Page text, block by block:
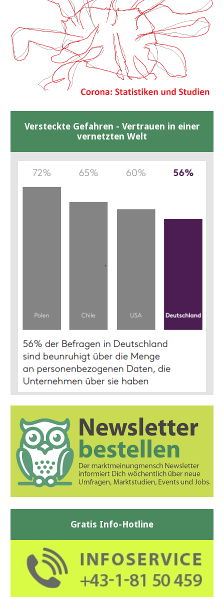
Versteckte Gefahren - Vertrauen in einer
vernetzten Welt
Gratis Info-Hotline